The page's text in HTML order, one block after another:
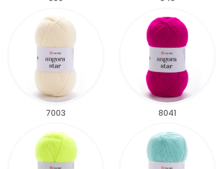
7003 8041